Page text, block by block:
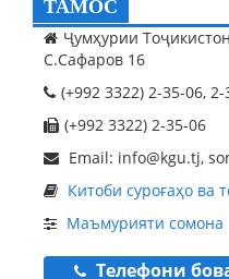
ТАМОС
Ҷумҳурии
С.Сафаров 16
(+992 3322) 2-35-06,
(+992 3322) 2-35-06
Email: info@kgu.tj,
Китоби суроғаҳо ва
Маъмурияти сомона
Телефони